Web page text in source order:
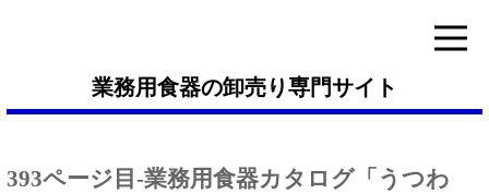
業務用食器の卸売り専門サイト
393ページ目-業務用食器カタログ「うつわ